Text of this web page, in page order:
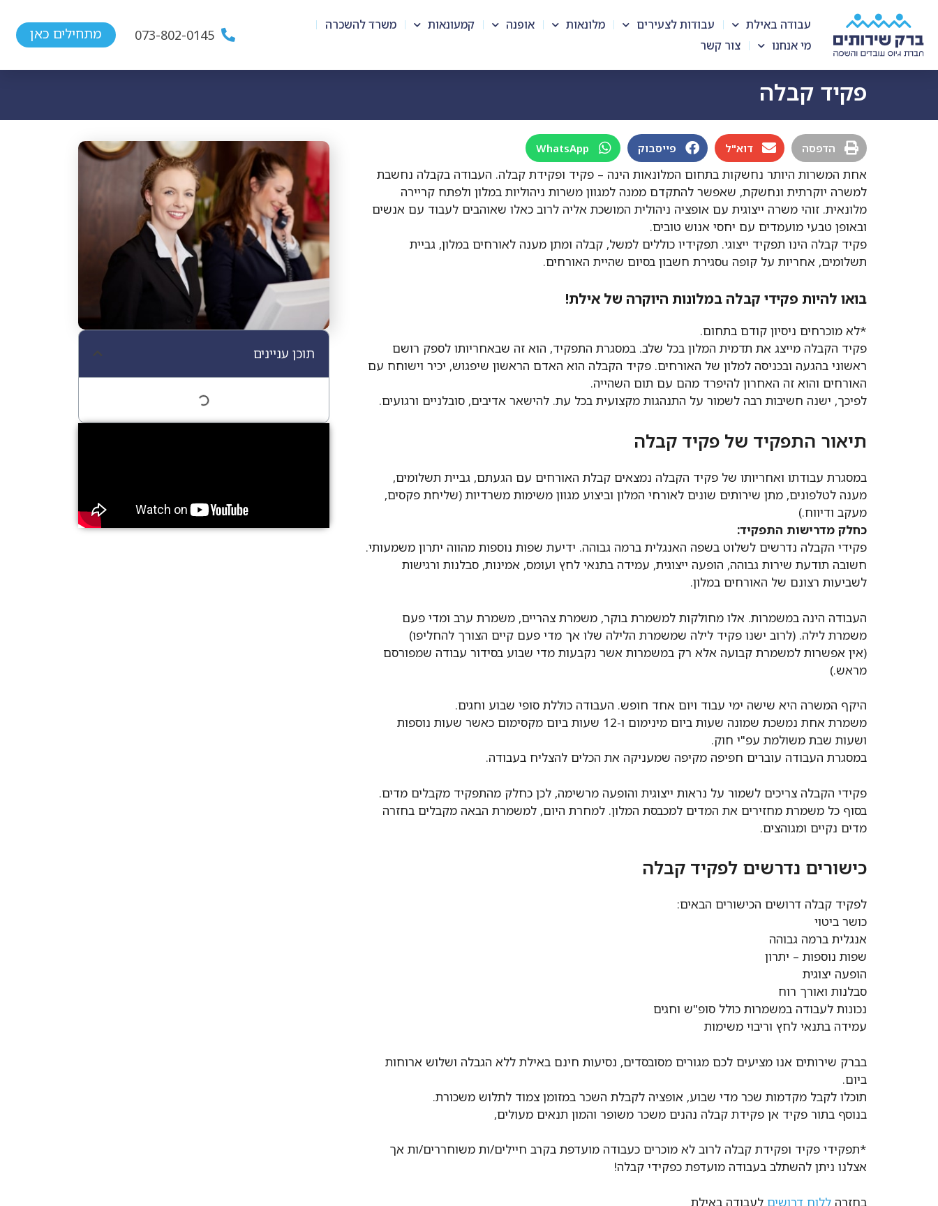
עבודה באילת עבודות לצעירים מלונאות אופנה קמעונאות
משרד להשכרה
מי אנחנו
צור קשר
073-802-0145 מתחילים כאן
פקיד קבלה
הדפסה דוא"ל פייסבוק WhatsApp
אחת המשרות היותר נחשקות בתחום המלונאות הינה – פקיד ופקידת קבלה. העבודה בקבלה נחשבת
למשרה יוקרתית ונחשקת, שאפשר להתקדם ממנה למגוון משרות ניהוליות במלון ולפתח קריירה
מלונאית. זוהי משרה ייצוגית עם אופציה ניהולית המושכת אליה לרוב כאלו שאוהבים לעבוד עם אנשים
ובאופן טבעי מועמדים עם יחסי אנוש טובים.
פקיד קבלה הינו תפקיד ייצוגי. תפקידיו כוללים למשל, קבלה ומתן מענה לאורחים במלון, גביית
תשלומים, אחריות על קופה uסגירת חשבון בסיום שהיית האורחים.
בואו להיות פקידי קבלה במלונות היוקרה של אילת!
*לא מוכרחים ניסיון קודם בתחום.
פקיד הקבלה מייצג את תדמית המלון בכל שלב. במסגרת התפקיד, הוא זה שבאחריותו לספק רושם
ראשוני בהגעה ובכניסה למלון של האורחים. פקיד הקבלה הוא האדם הראשון שיפגוש, יכיר וישוחח עם
האורחים והוא זה האחרון להיפרד מהם עם תום השהייה.
לפיכך, ישנה חשיבות רבה לשמור על התנהגות מקצועית בכל עת. להישאר אדיבים, סובלניים ורגועים.
תיאור התפקיד של פקיד קבלה
במסגרת עבודתו ואחריותו של פקיד הקבלה נמצאים קבלת האורחים עם הגעתם, גביית תשלומים,
מענה לטלפונים, מתן שירותים שונים לאורחי המלון וביצוע מגוון משימות משרדיות (שליחת פקסים,
מעקב ודיווח.)
כחלק מדרישות התפקיד:
פקידי הקבלה נדרשים לשלוט בשפה האנגלית ברמה גבוהה. ידיעת שפות נוספות מהווה יתרון משמעותי.
חשובה תודעת שירות גבוהה, הופעה ייצוגית, עמידה בתנאי לחץ ועומס, אמינות, סבלנות ורגישות
לשביעות רצונם של האורחים במלון.
העבודה הינה במשמרות. אלו מחולקות למשמרת בוקר, משמרת צהריים, משמרת ערב ומדי פעם
משמרת לילה. (לרוב ישנו פקיד לילה שמשמרת הלילה שלו אך מדי פעם קיים הצורך להחליפו)
(אין אפשרות למשמרת קבועה אלא רק במשמרות אשר נקבעות מדי שבוע בסידור עבודה שמפורסם
מראש.)
היקף המשרה היא שישה ימי עבוד ויום אחד חופש. העבודה כוללת סופי שבוע וחגים.
משמרת אחת נמשכת שמונה שעות ביום מינימום ו-12 שעות ביום מקסימום כאשר שעות נוספות
ושעות שבת משולמת עפ"י חוק.
במסגרת העבודה עוברים חפיפה מקיפה שמעניקה את הכלים להצליח בעבודה.
פקידי הקבלה צריכים לשמור על נראות ייצוגית והופעה מרשימה, לכן כחלק מהתפקיד מקבלים מדים.
בסוף כל משמרת מחזירים את המדים למכבסת המלון. למחרת היום, למשמרת הבאה מקבלים בחזרה
מדים נקיים ומגוהצים.
כישורים נדרשים לפקיד קבלה
לפקיד קבלה דרושים הכישורים הבאים:
כושר ביטוי
אנגלית ברמה גבוהה
שפות נוספות – יתרון
הופעה יצוגית
סבלנות ואורך רוח
נכונות לעבודה במשמרות כולל סופ"ש וחגים
עמידה בתנאי לחץ וריבוי משימות
בברק שירותים אנו מציעים לכם מגורים מסובסדים, נסיעות חינם באילת ללא הגבלה ושלוש ארוחות
ביום.
תוכלו לקבל מקדמות שכר מדי שבוע, אופציה לקבלת השכר במזומן צמוד לתלוש משכורת.
בנוסף בתור פקיד אן פקידת קבלה נהנים משכר משופר והמון תנאים מעולים,
*תפקידי פקיד ופקידת קבלה לרוב לא מוכרים כעבודה מועדפת בקרב חיילים/ות משוחררים/ות אך
אצלנו ניתן להשתלב בעבודה מועדפת כפקידי קבלה!
בחזרה ללוח דרושים לעבודה באילת
תוכן עניינים